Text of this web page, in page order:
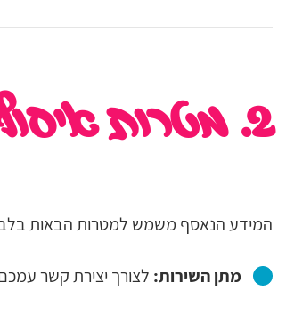
2. מטרות איסוף המידע והשימוש בו
המידע הנאסף משמש למטרות הבאות
מתן השירות: לצורך יצירת קשר